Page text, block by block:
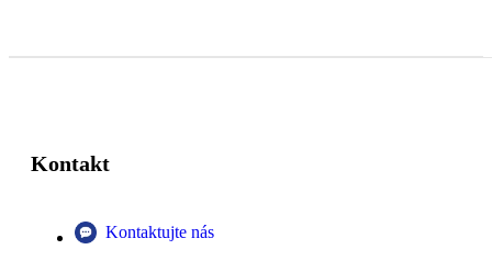
Kontakt
Kontaktujte nás